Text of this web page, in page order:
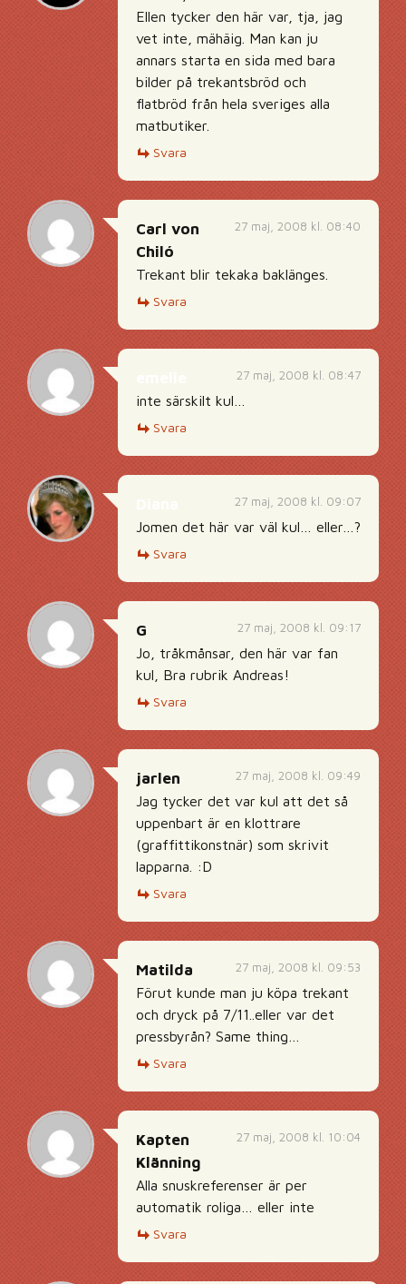
Ellen tycker den här var, tja, jag
vet inte, mähäig. Man kan ju
annars starta en sida med bara
bilder på trekantsbröd och
flatbröd från hela sveriges alla
matbutiker.
Svara
27 maj, 2008 kl. 08:40
Carl von
Chiló
Trekant blir tekaka baklänges.
Svara
27 maj, 2008 kl. 08:47
inte särskilt kul…
Svara
27 maj, 2008 kl. 09:07
Jomen det här var väl kul… eller…?
Svara
27 maj, 2008 kl. 09:17
G
Jo, tråkmånsar, den här var fan
kul, Bra rubrik Andreas!
Svara
27 maj, 2008 kl. 09:49
jarlen
Jag tycker det var kul att det så
uppenbart är en klottrare
(graffittikonstnär) som skrivit
lapparna. :D
Svara
27 maj, 2008 kl. 09:53
Matilda
Förut kunde man ju köpa trekant
och dryck på 7/11..eller var det
pressbyrån? Same thing…
Svara
27 maj, 2008 kl. 10:04
Kapten
Klänning
Alla snuskreferenser är per
automatik roliga… eller inte
Svara